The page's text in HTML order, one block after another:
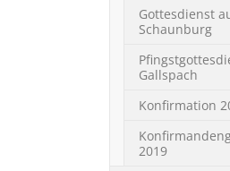
Gottesdienst
Schaunburg
Gallspach
Konfirmation
2019